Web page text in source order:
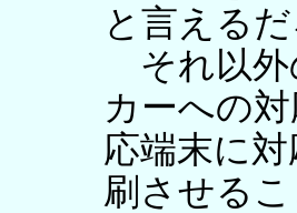
と言えるだ
それ以外
カーへの
応端末に
刷させる